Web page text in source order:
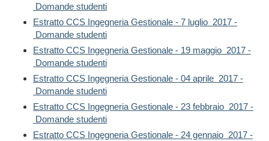
Domande studenti
Estratto CCS Ingegneria Gestionale - 7 luglio 2017 -
Domande studenti
Estratto CCS Ingegneria Gestionale - 19 maggio 2017 -
Domande studenti
Estratto CCS Ingegneria Gestionale - 04 aprile 2017 -
Domande studenti
Estratto CCS Ingegneria Gestionale - 23 febbraio 2017 -
Domande studenti
Estratto CCS Ingegneria Gestionale - 24 gennaio 2017 -